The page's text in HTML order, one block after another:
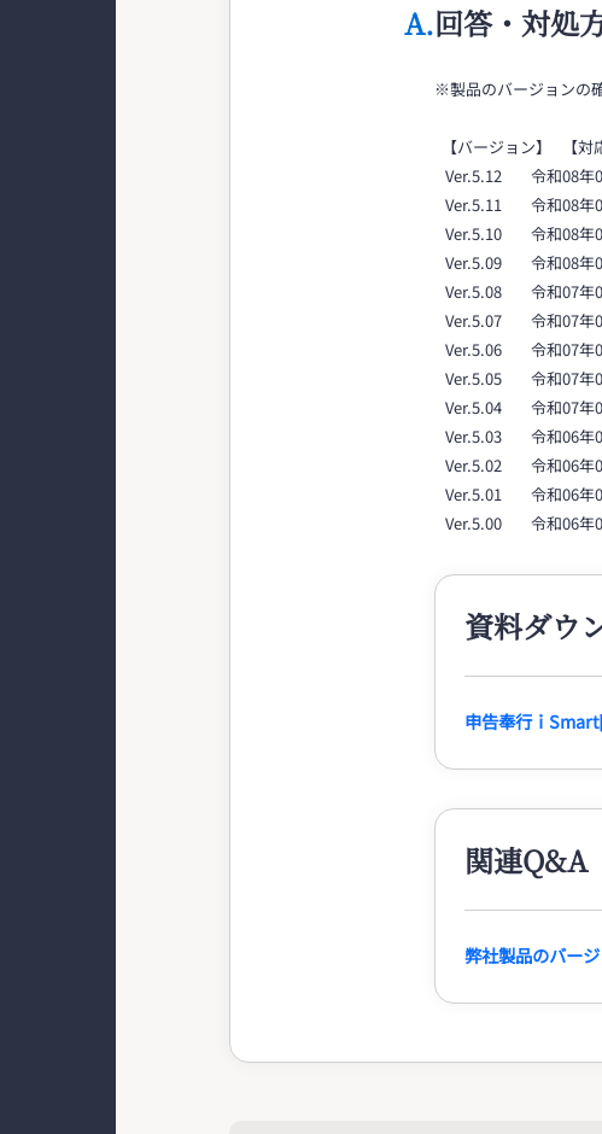
A.回答・対処
※製品のバージョンの
【バージョン】 【
Ver.5.12 令和08
Ver.5.11 令和08
Ver.5.10 令和08
Ver.5.09 令和08
Ver.5.08 令和07
Ver.5.07 令和07
Ver.5.06 令和07
Ver.5.05 令和07
Ver.5.04 令和07
Ver.5.03 令和06年
Ver.5.02 令和06
Ver.5.01 令和06年
Ver.5.00 令和06年
資料ダウ
申告奉行ｉ
関連Q&A
弊社製品のバー